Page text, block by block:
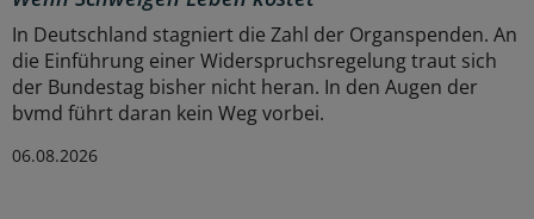
In Deutschland stagniert die Zahl der Organspenden. An
die Einführung einer Widerspruchsregelung traut sich
der Bundestag bisher nicht heran. In den Augen der
bvmd führt daran kein Weg vorbei.
06.08.2026